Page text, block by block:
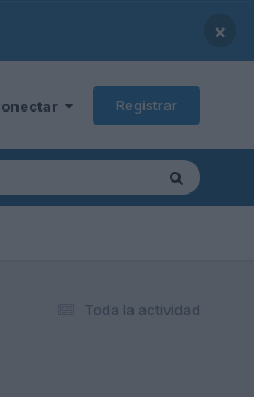
×
Registrar
Toda la actividad